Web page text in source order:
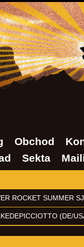
Obchod
Sekta
ROCKET SUMMER
(DE/